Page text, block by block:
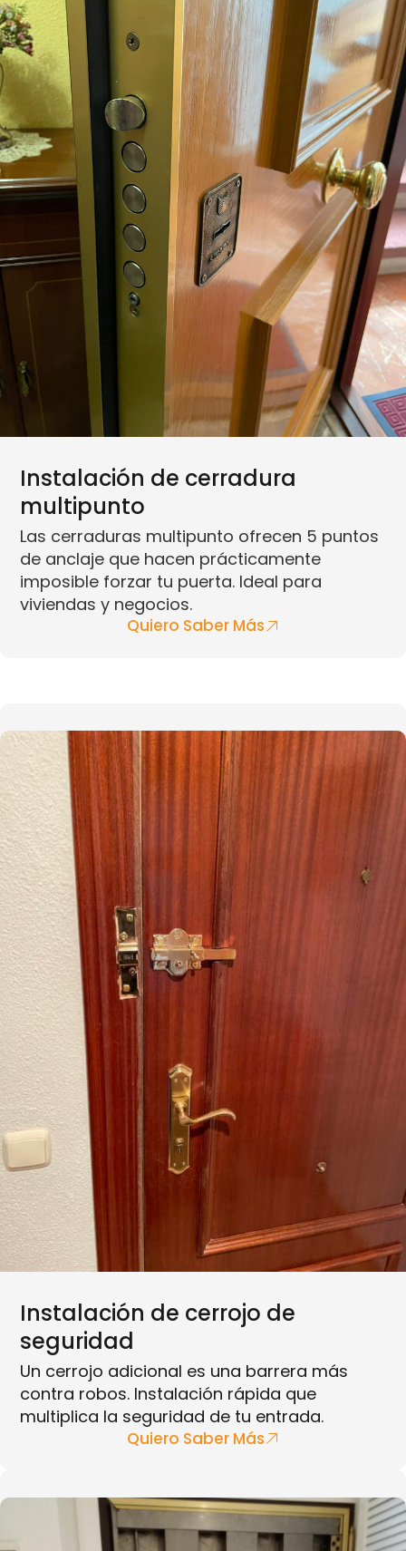
Instalación de cerradura
multipunto
Las cerraduras multipunto ofrecen 5 puntos
de anclaje que hacen prácticamente
imposible forzar tu puerta. Ideal para
viviendas y negocios.
Quiero Saber Más
Instalación de cerrojo de
seguridad
Un cerrojo adicional es una barrera más
contra robos. Instalación rápida que
multiplica la seguridad de tu entrada.
Quiero Saber Más